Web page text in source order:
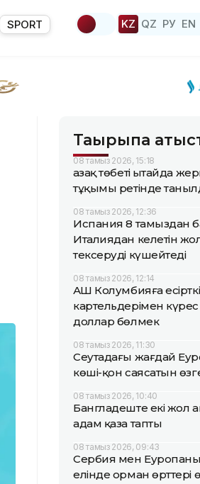
SPORT KZ QZ РУ EN
Тақырыпқа
08 тамыз 2026, 15:18
Қазақ төбеті Қытайда
тұқымы ретінде
08 тамыз 2026, 12:36
Испания 8 тамыздан
Италиядан келетін
тексеруді күшейтеді
08 тамыз 2026, 12:14
АҚШ Колумбияға есірткі
картельдерімен
доллар бөлмек
08 тамыз 2026, 11:30
Сеутадағы жағдай
көші-қон саясатын
08 тамыз 2026, 10:40
Бангладеште екі жол
адам қаза тапты
08 тамыз 2026, 09:43
Сербия мен
елінде орман өрттері